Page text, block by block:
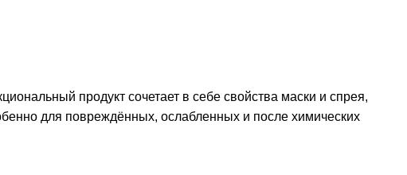
продукт сочетает в себе свойства маски и спрея,
для повреждённых, ослабленных и после химических